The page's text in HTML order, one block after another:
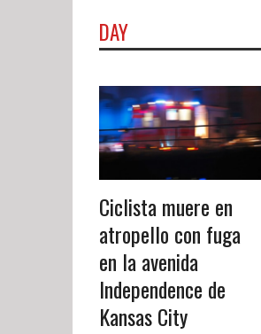
DAY
Ciclista muere en
atropello con fuga
en la avenida
Independence de
Kansas City